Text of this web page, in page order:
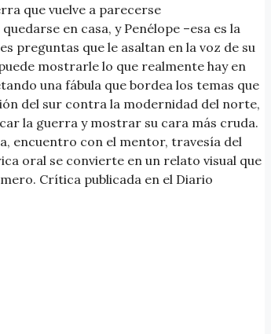
que vuelve a parecerse
en casa, y Penélope –esa es la
preguntas que le asaltan en la voz de su
mostrarle lo que realmente hay en
una fábula que bordea los temas que
del sur contra la modernidad del norte,
la guerra y mostrar su cara más cruda.
encuentro con el mentor, travesía del
oral se convierte en un relato visual que
Crítica publicada en el Diario